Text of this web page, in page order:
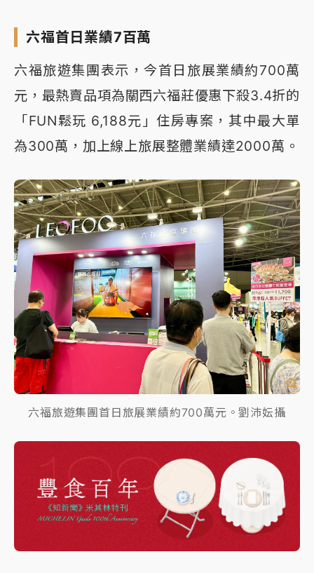
六福首日業績7百萬
六福旅遊集團表示，今首日旅展業績約700萬
元，最熱賣品項為關西六福莊優惠下殺3.4折的
「FUN鬆玩 6,188元」住房專案，其中最大單
為300萬，加上線上旅展整體業績達2000萬。
六福旅遊集團首日旅展業績約700萬元。劉沛妘攝